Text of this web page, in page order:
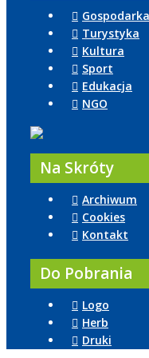
Gospodarka
Turystyka
Kultura
Sport
Edukacja
NGO
Na Skróty
Archiwum
Cookies
Kontakt
Do Pobrania
Logo
Herb
Druki